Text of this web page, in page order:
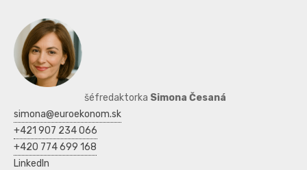
šéfredaktorka Simona Česaná
simona@euroekonom.sk
+421 907 234 066
+420 774 699 168
LinkedIn